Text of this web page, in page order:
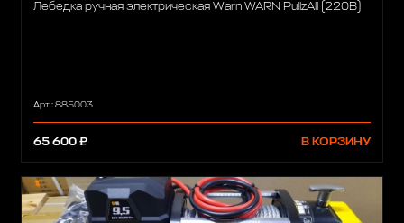
Лебедка ручная электрическая Warn WARN PullzAll (220B)
Арт.: 885003
65 600 ₽ В КОРЗИНУ